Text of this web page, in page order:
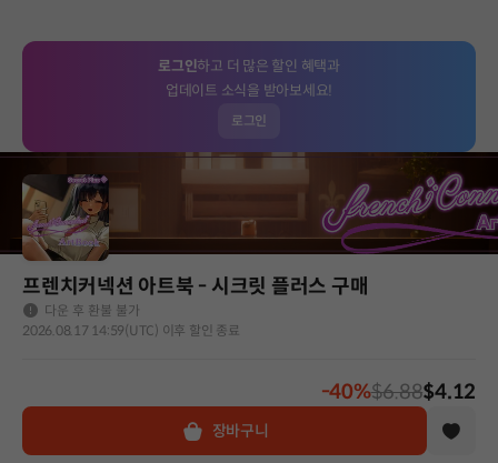
로그인하고 더 많은 할인 혜택과
업데이트 소식을 받아보세요!
로그인
프렌치커넥션 아트북 - 시크릿 플러스 구매
다운 후 환불 불가
2026.08.17 14:59(UTC) 이후 할인 종료
-40%$6.88$4.12
장바구니